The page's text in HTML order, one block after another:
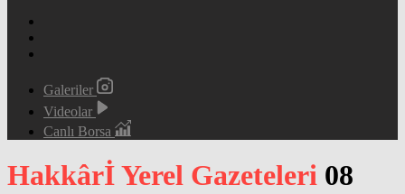
Galeriler
Videolar
Canlı Borsa
Hakkârİ Yerel Gazeteleri 08